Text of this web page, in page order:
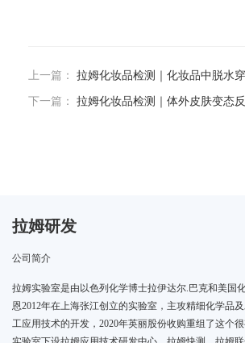
上一篇： 拉姆化妆品检测｜化妆品中脱水穿心莲内
下一篇： 拉姆化妆品检测｜体外皮肤变态反应
拉姆研发
公司简介
拉姆实验室是由以色列化学博士拉伊达尔.巴克和美国
恩2012年在上海张江创立的实验室，主攻精细化学品
工应用技术的开发，2020年英丽股份收购重组了这个很